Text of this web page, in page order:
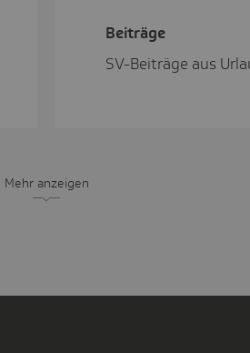
Beiträge
SV-Beiträge aus
Mehr anzeigen